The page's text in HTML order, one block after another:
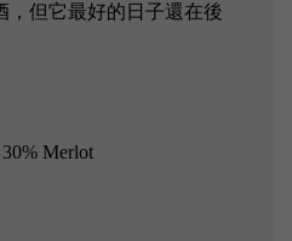
，但它最好的日子還在後
30% Merlot